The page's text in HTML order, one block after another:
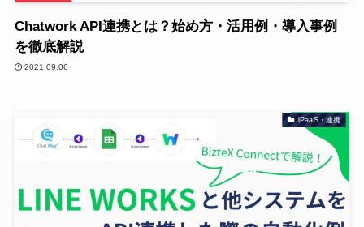
Chatwork API連携とは？始め方・活用例・導入事例
を徹底解説
2021.09.06
iPaaS・連携